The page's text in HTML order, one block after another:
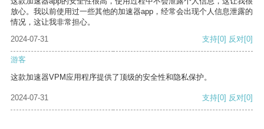
放心。我以前使用过一些其他的加速器app，经常会出现个人信息泄露的
情况，这让我非常担心。
2024-07-31
支持[0] 反对[0]
游客
这款加速器VPM应用程序提供了顶级的安全性和隐私保护。
2024-07-31 支持[0] 反对[0]